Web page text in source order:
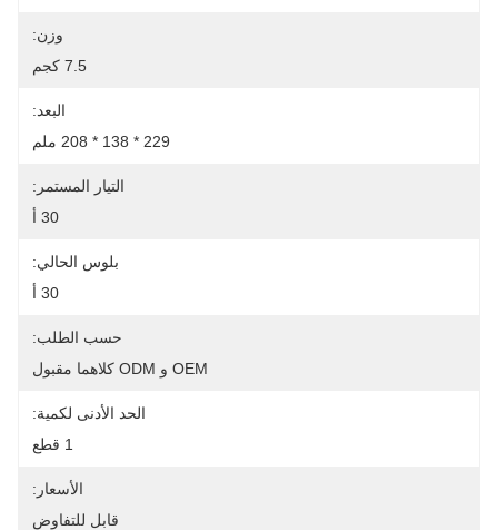
وزن:
7.5 كجم
البعد:
229 * 138 * 208 ملم
التيار المستمر:
30 أ
بلوس الحالي:
30 أ
حسب الطلب:
OEM و ODM كلاهما مقبول
الحد الأدنى لكمية:
1 قطع
الأسعار:
قابل للتفاوض